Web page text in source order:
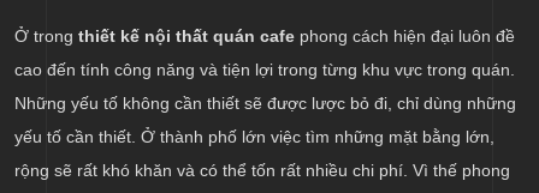
Ở trong thiết kế nội thất quán cafe phong cách hiện đại luôn đề
cao đến tính công năng và tiện lợi trong từng khu vực trong quán.
Những yếu tố không cần thiết sẽ được lược bỏ đi, chỉ dùng những
yếu tố cần thiết. Ở thành phố lớn việc tìm những mặt bằng lớn,
rộng sẽ rất khó khăn và có thể tốn rất nhiều chi phí. Vì thế phong